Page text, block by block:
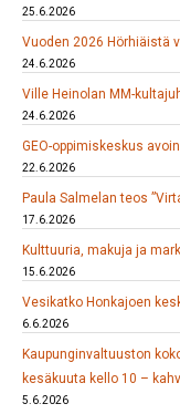
25.6.2026
Vuoden 2026 Hörhiäistä
24.6.2026
Ville Heinolan MM-
24.6.2026
GEO-oppimiskeskus
22.6.2026
Paula Salmelan teos
17.6.2026
Kulttuuria, makuja ja
15.6.2026
Vesikatko Honkajoen
6.6.2026
Kaupunginvaltuuston
kesäkuuta kello 10 –
5.6.2026